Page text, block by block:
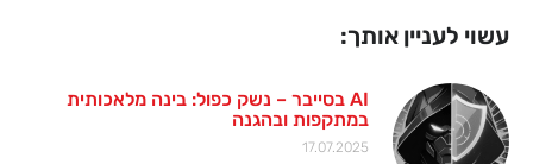
עשוי לעניין אותך:
AI בסייבר – נשק כפול: בינה מלאכותית
במתקפות ובהגנה
17.07.2025